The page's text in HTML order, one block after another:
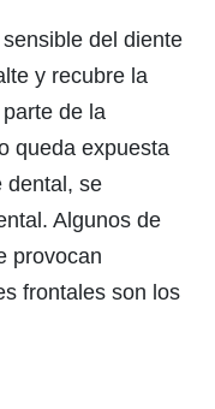
del diente
y recubre la
de la
queda expuesta
dental, se
Algunos de
provocan
frontales son los